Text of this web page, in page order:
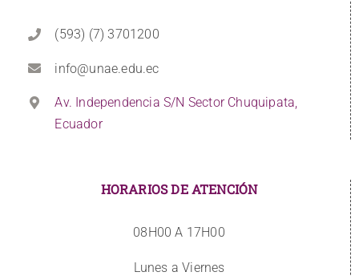
(593) (7) 3701200
info@unae.edu.ec
Av. Independencia S/N Sector Chuquipata,
Ecuador
HORARIOS DE ATENCIÓN
08H00 A 17H00
Lunes a Viernes